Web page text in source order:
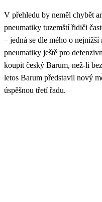
V přehledu by neměl chybět
pneumatiky tuzemští řidiči
– jedná se dle mého o
pneumatiky ještě pro
koupit český Barum, než-li
letos Barum představil nový
úspěšnou třetí řadu.